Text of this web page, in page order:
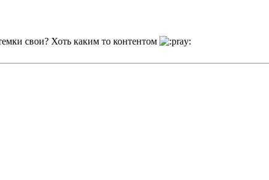
свои? Хоть каким то контентом